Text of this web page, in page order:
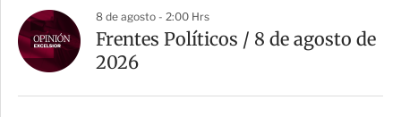
8 de agosto - 2:00 Hrs
Frentes Políticos / 8 de agosto de
2026